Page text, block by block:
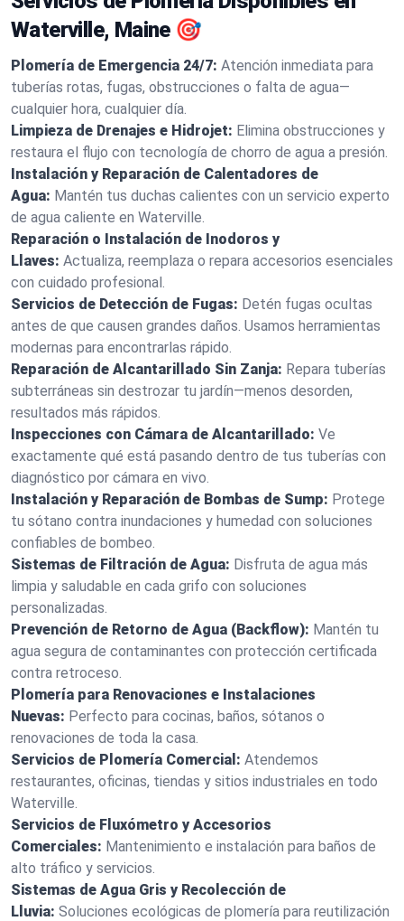
Waterville, Maine 🎯
Plomería de Emergencia 24/7: Atención inmediata para
tuberías rotas, fugas, obstrucciones o falta de agua—
cualquier hora, cualquier día.
Limpieza de Drenajes e Hidrojet: Elimina obstrucciones y
restaura el flujo con tecnología de chorro de agua a presión.
Instalación y Reparación de Calentadores de
Agua: Mantén tus duchas calientes con un servicio experto
de agua caliente en Waterville.
Reparación o Instalación de Inodoros y
Llaves: Actualiza, reemplaza o repara accesorios esenciales
con cuidado profesional.
Servicios de Detección de Fugas: Detén fugas ocultas
antes de que causen grandes daños. Usamos herramientas
modernas para encontrarlas rápido.
Reparación de Alcantarillado Sin Zanja: Repara tuberías
subterráneas sin destrozar tu jardín—menos desorden,
resultados más rápidos.
Inspecciones con Cámara de Alcantarillado: Ve
exactamente qué está pasando dentro de tus tuberías con
diagnóstico por cámara en vivo.
Instalación y Reparación de Bombas de Sump: Protege
tu sótano contra inundaciones y humedad con soluciones
confiables de bombeo.
Sistemas de Filtración de Agua: Disfruta de agua más
limpia y saludable en cada grifo con soluciones
personalizadas.
Prevención de Retorno de Agua (Backflow): Mantén tu
agua segura de contaminantes con protección certificada
contra retroceso.
Plomería para Renovaciones e Instalaciones
Nuevas: Perfecto para cocinas, baños, sótanos o
renovaciones de toda la casa.
Servicios de Plomería Comercial: Atendemos
restaurantes, oficinas, tiendas y sitios industriales en todo
Waterville.
Servicios de Fluxómetro y Accesorios
Comerciales: Mantenimiento e instalación para baños de
alto tráfico y servicios.
Sistemas de Agua Gris y Recolección de
Lluvia: Soluciones ecológicas de plomería para reutilización